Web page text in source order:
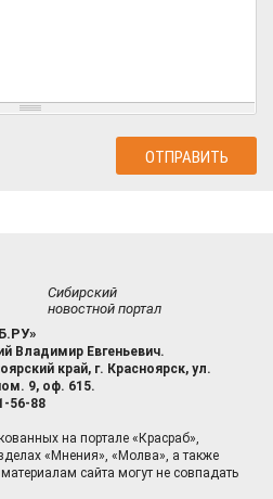
Сибирский
новостной портал
Владимир Евгеньевич.
край, г. Красноярск, ул.
9, оф. 615.
56-88
на портале «Красраб»,
«Мнения», «Молва», а также
сайта могут не совпадать